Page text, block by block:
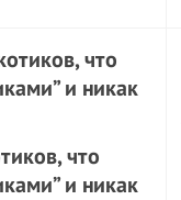
что
и никак